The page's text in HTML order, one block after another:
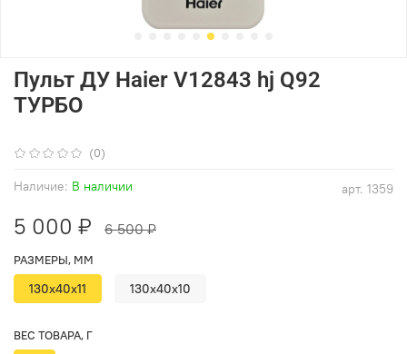
(0)
арт. 1359
Наличие: В наличии
Пульт ДУ Haier V12843 hj Q92
ТУРБО
5 000 ₽ 6 500 ₽
РАЗМЕРЫ, ММ
130x40x11 130x40x10
ВЕС ТОВАРА, Г